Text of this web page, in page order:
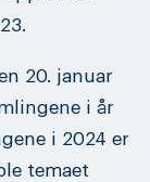
20. januar
i år
i 2024 er
temaet